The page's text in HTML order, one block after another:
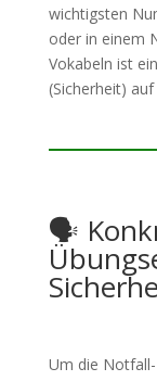
wichtigsten
oder in einem
Vokabeln ist
(Sicherheit)
🗣️
Um die